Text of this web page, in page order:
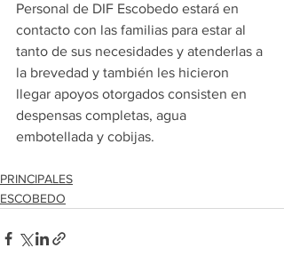
Personal de DIF Escobedo estará en
contacto con las familias para estar al
tanto de sus necesidades y atenderlas a
la brevedad y también les hicieron
llegar apoyos otorgados consisten en
despensas completas, agua
embotellada y cobijas.
PRINCIPALES
ESCOBEDO